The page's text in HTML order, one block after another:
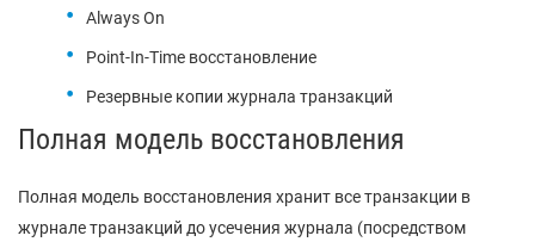
Always On
Point-In-Time восстановление
Резервные копии журнала транзакций
Полная модель восстановления
Полная модель восстановления хранит все транзакции в
журнале транзакций до усечения журнала (посредством